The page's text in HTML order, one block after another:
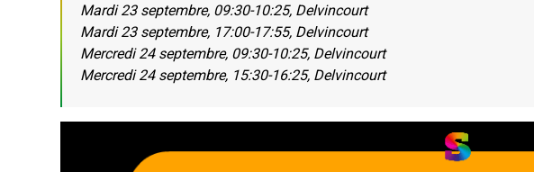
Mardi 23 septembre, 09:30-10:25, Delvincourt
Mardi 23 septembre, 17:00-17:55, Delvincourt
Mercredi 24 septembre, 09:30-10:25, Delvincourt
Mercredi 24 septembre, 15:30-16:25, Delvincourt